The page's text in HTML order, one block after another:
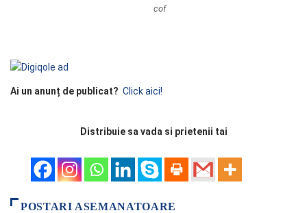
cof
Ai un anunț de publicat? Click aici!
Distribuie sa vada si prietenii tai
POSTARI ASEMANATOARE